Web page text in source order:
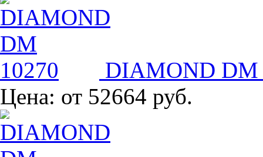
DIAMOND DM
Цена: от 52664 руб.